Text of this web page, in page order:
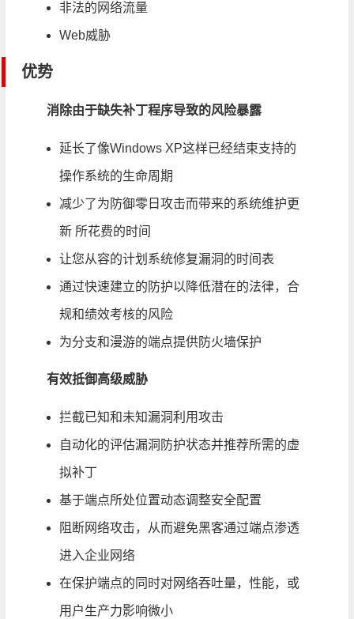
非法的网络流量
Web威胁
优势
消除由于缺失补丁程序导致的风险暴露
延长了像Windows XP这样已经结束支持的
操作系统的生命周期
减少了为防御零日攻击而带来的系统维护更
新 所花费的时间
让您从容的计划系统修复漏洞的时间表
通过快速建立的防护以降低潜在的法律，合
规和绩效考核的风险
为分支和漫游的端点提供防火墙保护
有效抵御高级威胁
拦截已知和未知漏洞利用攻击
自动化的评估漏洞防护状态并推荐所需的虚
拟补丁
基于端点所处位置动态调整安全配置
阻断网络攻击，从而避免黑客通过端点渗透
进入企业网络
在保护端点的同时对网络吞吐量，性能，或
用户生产力影响微小